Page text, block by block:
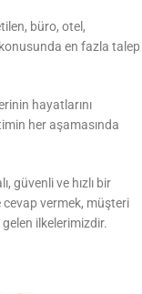
büro, otel,
en fazla talep
hayatlarını
her aşamasında
güvenli ve hızlı bir
vermek, müşteri
ilkelerimizdir.